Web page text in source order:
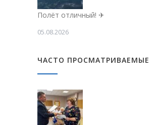
Полёт отличный! ✈
05.08.2026
ЧАСТО ПРОСМАТРИВАЕМЫЕ